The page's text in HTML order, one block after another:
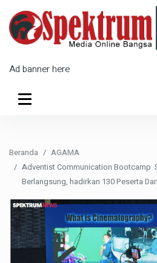
Ad banner here
Beranda
AGAMA
Adventist Communication Bootcamp
Berlangsung, hadirkan 130 Peserta